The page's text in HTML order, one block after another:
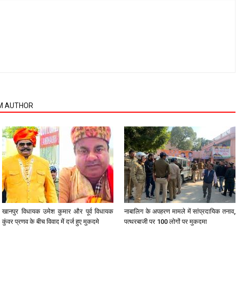
AUTHOR
खानपुर विधायक उमेश कुमार और पूर्व विधायक
कुंवर प्रणव के बीच विवाद में दर्ज हुए मुकदमे
नाबालिग के अपहरण मामले में सांप्रदायिक तनाव,
पत्थरबाजी पर 100 लोगों पर मुकदमा